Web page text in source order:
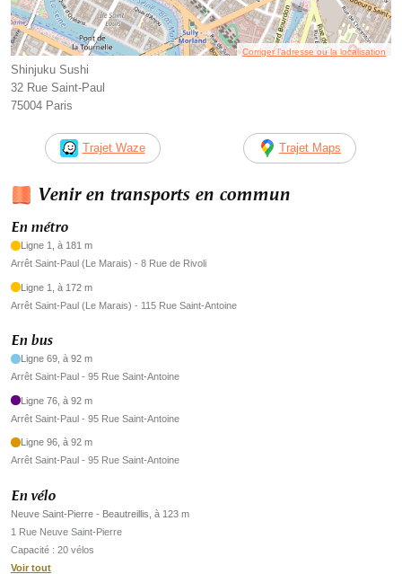
Corriger l’adresse ou la localisation
Shinjuku Sushi
32 Rue Saint-Paul
75004 Paris
Trajet Waze Trajet Maps
Venir en transports en commun
En métro
Ligne 1, à 181 m
Arrêt Saint-Paul (Le Marais) - 8 Rue de Rivoli
Ligne 1, à 172 m
Arrêt Saint-Paul (Le Marais) - 115 Rue Saint-Antoine
En bus
Ligne 69, à 92 m
Arrêt Saint-Paul - 95 Rue Saint-Antoine
Ligne 76, à 92 m
Arrêt Saint-Paul - 95 Rue Saint-Antoine
Ligne 96, à 92 m
Arrêt Saint-Paul - 95 Rue Saint-Antoine
En vélo
Neuve Saint-Pierre - Beautreillis, à 123 m
1 Rue Neuve Saint-Pierre
Capacité : 20 vélos
Voir tout